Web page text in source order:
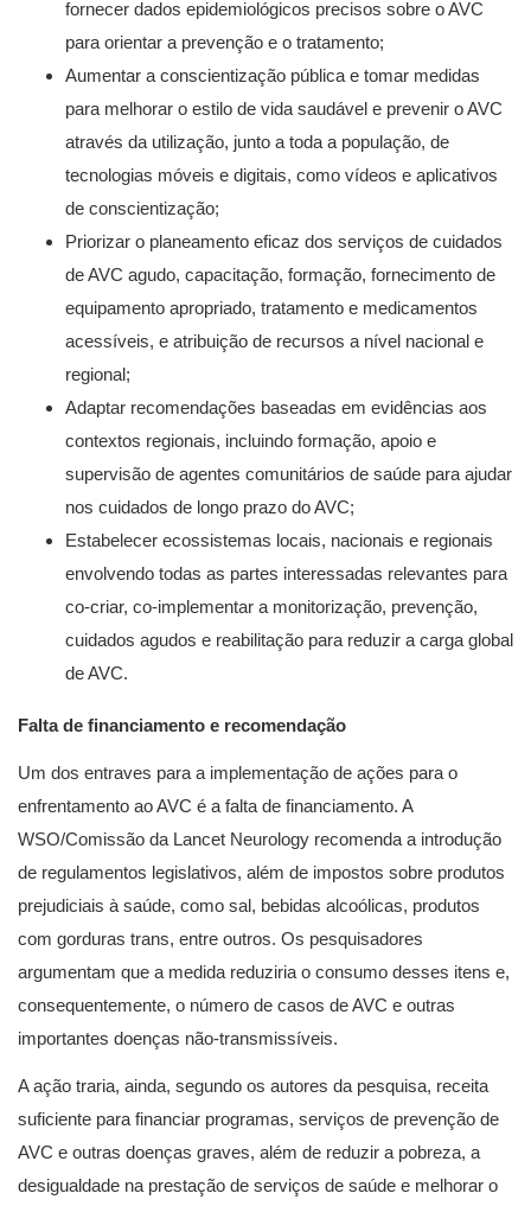
fornecer dados epidemiológicos precisos sobre o AVC
para orientar a prevenção e o tratamento;
Aumentar a conscientização pública e tomar medidas
para melhorar o estilo de vida saudável ​​e prevenir o AVC
através da utilização, junto a toda a população, de
tecnologias móveis e digitais, como vídeos e aplicativos
de conscientização;
Priorizar o planeamento eficaz dos serviços de cuidados
de AVC agudo, capacitação, formação, fornecimento de
equipamento apropriado, tratamento e medicamentos
acessíveis, e atribuição de recursos a nível nacional e
regional;
Adaptar recomendações baseadas em evidências aos
contextos regionais, incluindo formação, apoio e
supervisão de agentes comunitários de saúde para ajudar
nos cuidados de longo prazo do AVC;
Estabelecer ecossistemas locais, nacionais e regionais
envolvendo todas as partes interessadas relevantes para
co-criar, co-implementar a monitorização, prevenção,
cuidados agudos e reabilitação para reduzir a carga global
de AVC.
Falta de financiamento e recomendação
Um dos entraves para a implementação de ações para o
enfrentamento ao AVC é a falta de financiamento. A
WSO/Comissão da Lancet Neurology recomenda a introdução
de regulamentos legislativos, além de impostos sobre produtos
prejudiciais à saúde, ​​como sal, bebidas alcoólicas, produtos
com gorduras trans, entre outros. Os pesquisadores
argumentam que a medida reduziria o consumo desses itens e,
consequentemente, o número de casos de AVC e outras
importantes doenças não-transmissíveis.
A ação traria, ainda, segundo os autores da pesquisa, receita
suficiente para financiar programas, serviços de prevenção de
AVC e outras doenças graves, além de reduzir a pobreza, a
desigualdade na prestação de serviços de saúde e melhorar o